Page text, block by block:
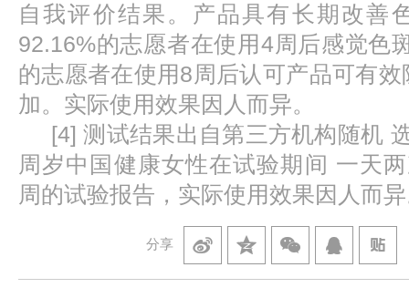
自我评价结果。产品具有长期改善
92.16%的志愿者在使用4周后感觉色
的志愿者在使用8周后认可产品可有
加。实际使用效果因人而异。
[4] 测试结果出自第三方机构随机
周岁中国健康女性在试验期间 一天
周的试验报告，实际使用效果因人而
分享